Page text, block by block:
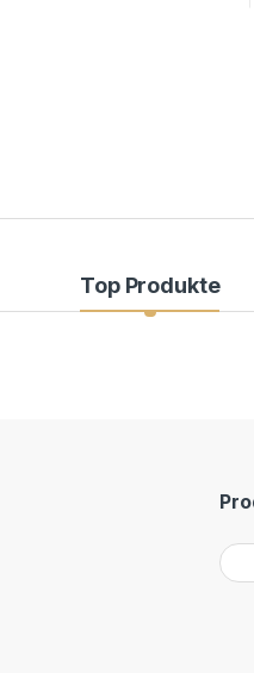
Top Produkte